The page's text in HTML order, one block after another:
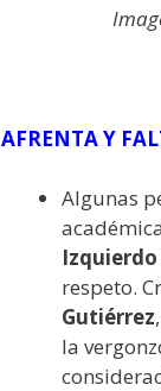
AFRENTAY
Algunas
Izquierdo
respeto.
Gutiérrez
la